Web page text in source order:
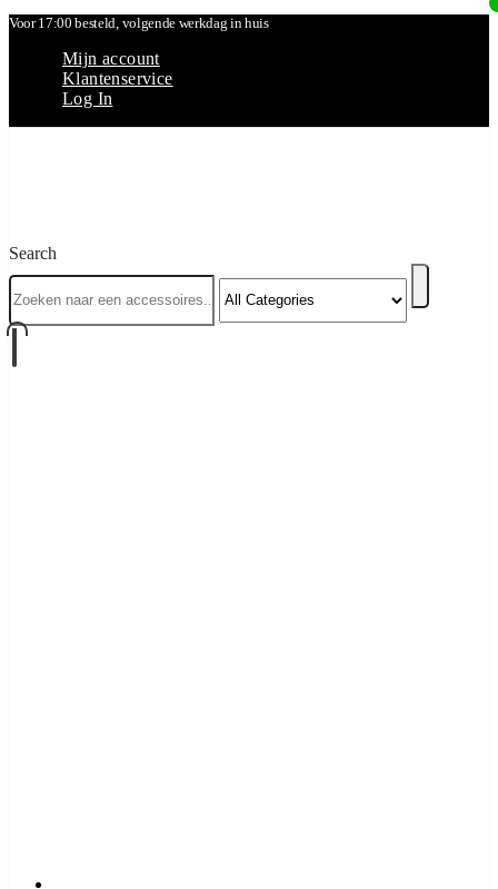
Voor 17:00 besteld, volgende werkdag in huis
Mijn account
Klantenservice
Log In
Search